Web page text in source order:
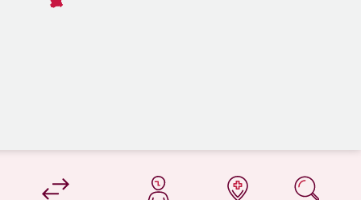
på 1177.se
på 1177.se
på 1177.se
på 1177.se